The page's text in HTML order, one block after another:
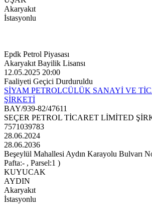
Akaryakıt
İstasyonlu
Epdk Petrol Piyasası
Akaryakıt Bayilik Lisansı
12.05.2025 20:00
Faaliyeti Geçici Durduruldu
SİYAM PETROLCÜLÜK SANAYİ VE
ŞİRKETİ
BAY/939-82/47611
SEÇER PETROL TİCARET LİMİTED
7571039783
28.06.2024
28.06.2036
Beşeylül Mahallesi Aydın Karayolu Bulvarı
Pafta:- , Parsel:1 )
KUYUCAK
AYDIN
Akaryakıt
İstasyonlu